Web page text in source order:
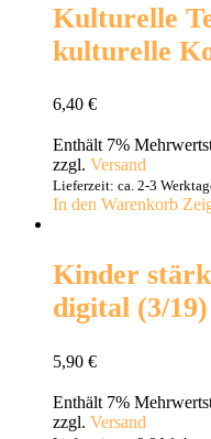
Kulturelle
kulturelle
6,40 €
Enthält 7%
zzgl. Versand
Lieferzeit: ca. 2-3
In den Warenkorb
Kinder
digital (3/19)
5,90 €
Enthält 7%
zzgl. Versand